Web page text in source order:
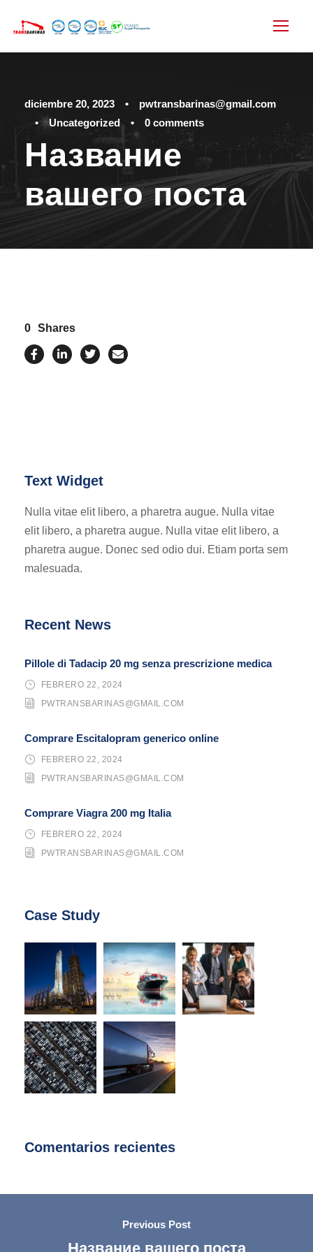
diciembre 20, 2023 •
pwtransbarinas@gmail.com
•
Uncategorized • 0 comments
Название
вашего поста
0 Shares
Text Widget
Nulla vitae elit libero, a pharetra augue. Nulla vitae
elit libero, a pharetra augue. Nulla vitae elit libero, a
pharetra augue. Donec sed odio dui. Etiam porta sem
malesuada.
Recent News
Pillole di Tadacip 20 mg senza prescrizione medica
FEBRERO 22, 2024
PWTRANSBARINAS@GMAIL.COM
Comprare Escitalopram generico online
FEBRERO 22, 2024
PWTRANSBARINAS@GMAIL.COM
Comprare Viagra 200 mg Italia
FEBRERO 22, 2024
PWTRANSBARINAS@GMAIL.COM
Case Study
Comentarios recientes
Previous Post
Название вашего поста